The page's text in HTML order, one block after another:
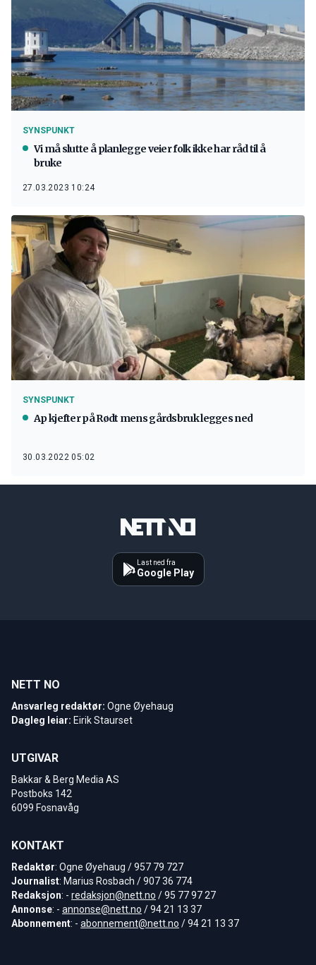
SYNSPUNKT
Vi må slutte å planlegge veier folk ikke har råd til å
bruke
27.03.2023 10:24
SYNSPUNKT
Ap kjefter på Rødt mens gårdsbruk legges ned
30.03.2022 05:02
Last ned fra
Google Play
NETT NO
Ansvarleg redaktør: Ogne Øyehaug
Dagleg leiar: Eirik Staurset
UTGIVAR
Bakkar & Berg Media AS
Postboks 142
6099 Fosnavåg
KONTAKT
Redaktør: Ogne Øyehaug / 957 79 727
Journalist: Marius Rosbach / 907 36 774
Redaksjon: - redaksjon@nett.no / 95 77 97 27
Annonse: - annonse@nett.no / 94 21 13 37
Abonnement: - abonnement@nett.no / 94 21 13 37